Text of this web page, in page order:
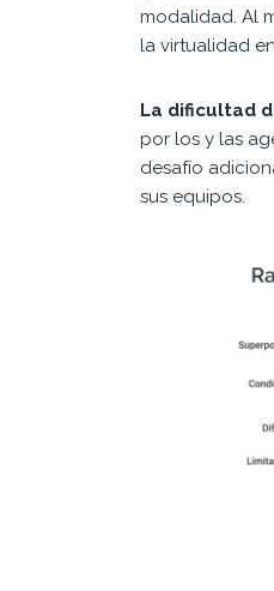
modalidad. Al
la virtualidad
La dificultad
por los y las
desafío
sus equipos.